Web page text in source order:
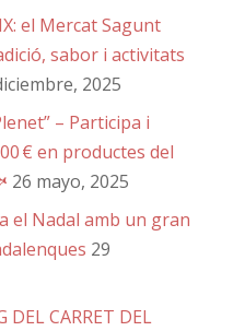
el Mercat Sagunt
sabor i activitats
2025
– Participa i
€ en productes del
26 mayo, 2025
el Nadal amb un gran
29
DEL CARRET DEL